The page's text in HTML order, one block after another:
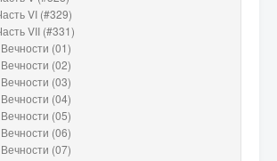
VI (#329)
VII (#331)
(01)
(02)
(03)
(04)
(05)
(06)
(07)